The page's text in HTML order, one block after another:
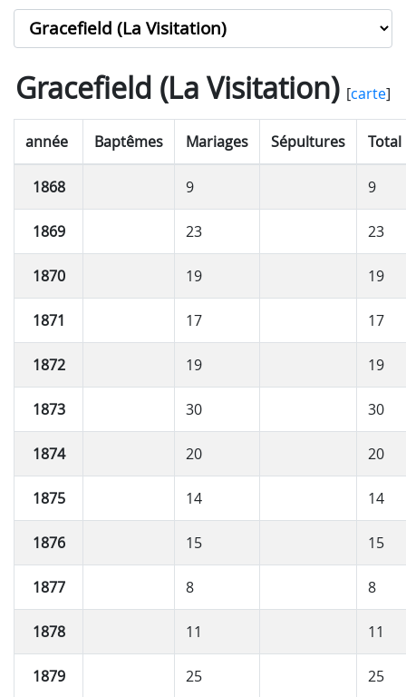
Gracefield (La Visitation)[carte]
année Baptêmes Mariages Sépultures Total
1868 9 9
1869 23 23
1870 19 19
1871 17 17
1872 19 19
1873 30 30
1874 20 20
1875 14 14
1876 15 15
1877 8 8
1878 11 11
1879 25 25